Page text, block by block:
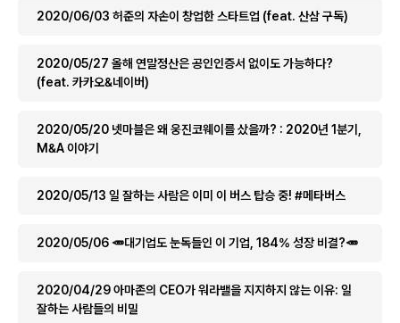
2020/06/03 허준의 자손이 창업한 스타트업 (feat. 산삼 구독)
2020/05/27 올해 연말정산은 공인인증서 없이도 가능하다?
(feat. 카카오&네이버)
2020/05/20 넷마블은 왜 웅진코웨이를 샀을까? : 2020년 1분기,
M&A 이야기
2020/05/13 일 잘하는 사람은 이미 이 버스 탑승 중! #메타버스
2020/05/06 🥕대기업도 눈독들인 이 기업, 184% 성장 비결?🥕
2020/04/29 아마존의 CEO가 워라밸을 지지하지 않는 이유: 일
잘하는 사람들의 비밀